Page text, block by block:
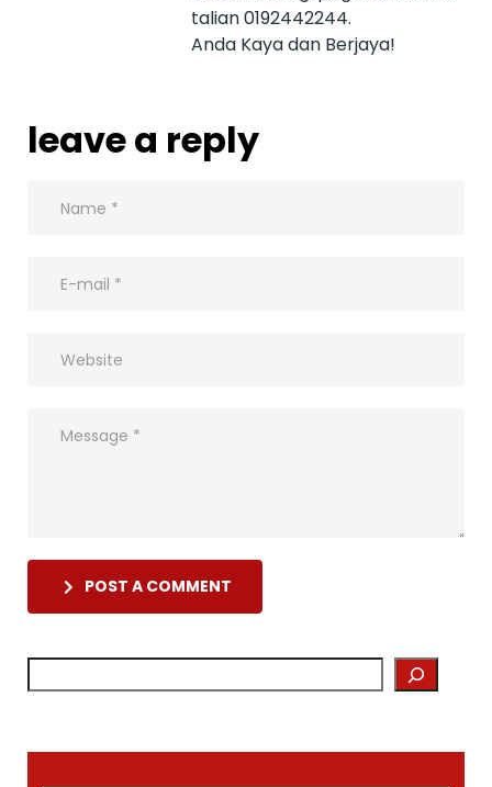
talian 0192442244.
Anda Kaya dan Berjaya!
leave a reply
POST A COMMENT